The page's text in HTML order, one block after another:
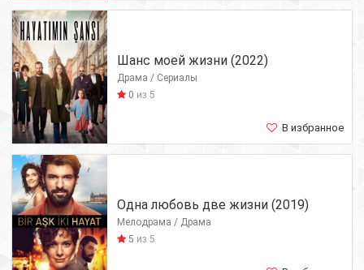
Шанс моей жизни (2022)
Драма / Сериалы
0 из 5
В избранное
Одна любовь две жизни (2019)
Мелодрама / Драма
5 из 5